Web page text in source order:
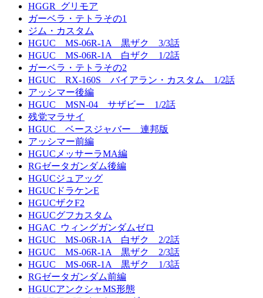
HGGR_グリモア
ガーベラ・テトラその1
ジム・カスタム
HGUC MS-06R-1A 黒ザク 3/3話
HGUC MS-06R-1A 白ザク 1/2話
ガーベラ・テトラその2
HGUC RX-160S バイアラン・カスタム 1/2話
アッシマー後編
HGUC MSN-04 サザビー 1/2話
残党マラサイ
HGUC ベースジャバー 連邦版
アッシマー前編
HGUCメッサーラMA編
RGゼータガンダム後編
HGUCジュアッグ
HGUCドラケンE
HGUCザクF2
HGUCグフカスタム
HGAC_ウィングガンダムゼロ
HGUC MS-06R-1A 白ザク 2/2話
HGUC MS-06R-1A 黒ザク 2/3話
HGUC MS-06R-1A 黒ザク 1/3話
RGゼータガンダム前編
HGUCアンクシャMS形態